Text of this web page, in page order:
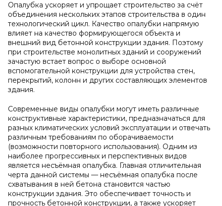
Опалубка ускоряет и упрощает строительство за счёт
объединения нескольких этапов строительства в один
технологический цикл. Качество опалубки напрямую
влияет на качество формирующегося объекта и
внешний вид бетонной конструкции здания. Поэтому
при строительстве монолитных зданий и сооружений
зачастую встает вопрос о выборе основной
вспомогательной конструкции для устройства стен,
перекрытий, колонн и других составляющих элементов
здания.
Современные виды опалубки могут иметь различные
конструктивные характеристики, предназначаться для
разных климатических условий эксплуатации и отвечать
различным требованиям по оборачиваемости
(возможности повторного использования). Одним из
наиболее прогрессивных и перспективных видов
является несъёмная опалубка. Главная отличительная
черта данной системы — несъёмная опалубка после
схватывания в ней бетона становится частью
конструкции здания. Это обеспечивает точность и
прочность бетонной конструкции, а также ускоряет